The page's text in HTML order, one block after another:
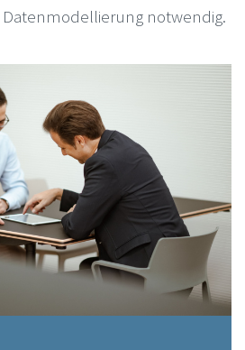
Datenmodellierung notwendig.